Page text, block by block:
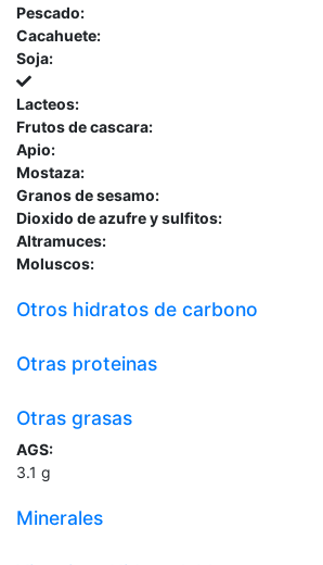
Pescado:
Cacahuete:
Soja:
Lacteos:
Frutos de cascara:
Apio:
Mostaza:
Granos de sesamo:
Dioxido de azufre y sulfitos:
Altramuces:
Moluscos:
Otros hidratos de carbono
Otras proteinas
Otras grasas
AGS:
3.1 g
Minerales